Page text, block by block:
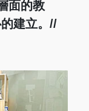
面的教
建立。//